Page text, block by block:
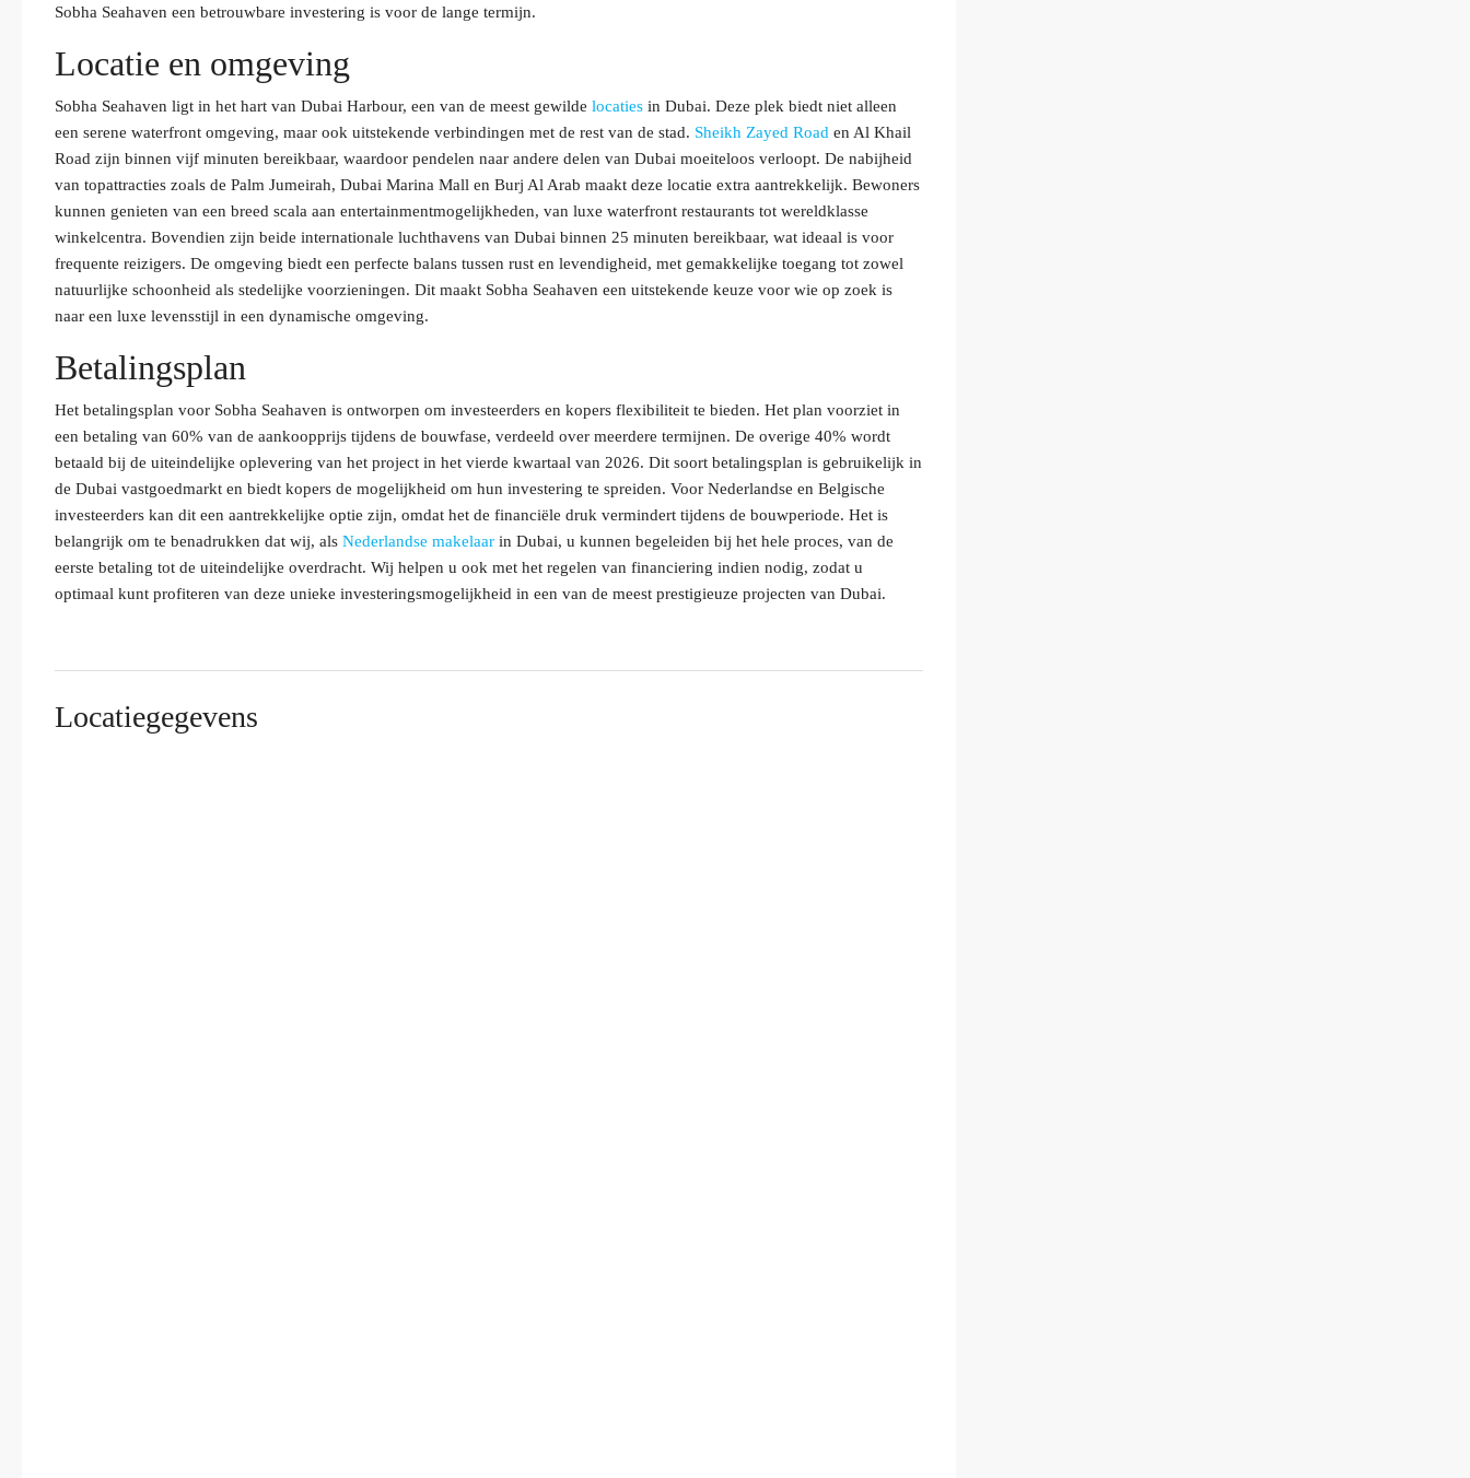
Sobha Seahaven een betrouwbare investering is voor de lange termijn.
Locatie en omgeving
Sobha Seahaven ligt in het hart van Dubai Harbour, een van de meest gewilde locaties in Dubai. Deze plek biedt niet alleen
een serene waterfront omgeving, maar ook uitstekende verbindingen met de rest van de stad. Sheikh Zayed Road en Al Khail
Road zijn binnen vijf minuten bereikbaar, waardoor pendelen naar andere delen van Dubai moeiteloos verloopt. De nabijheid
van topattracties zoals de Palm Jumeirah, Dubai Marina Mall en Burj Al Arab maakt deze locatie extra aantrekkelijk. Bewoners
kunnen genieten van een breed scala aan entertainmentmogelijkheden, van luxe waterfront restaurants tot wereldklasse
winkelcentra. Bovendien zijn beide internationale luchthavens van Dubai binnen 25 minuten bereikbaar, wat ideaal is voor
frequente reizigers. De omgeving biedt een perfecte balans tussen rust en levendigheid, met gemakkelijke toegang tot zowel
natuurlijke schoonheid als stedelijke voorzieningen. Dit maakt Sobha Seahaven een uitstekende keuze voor wie op zoek is
naar een luxe levensstijl in een dynamische omgeving.
Betalingsplan
Het betalingsplan voor Sobha Seahaven is ontworpen om investeerders en kopers flexibiliteit te bieden. Het plan voorziet in
een betaling van 60% van de aankoopprijs tijdens de bouwfase, verdeeld over meerdere termijnen. De overige 40% wordt
betaald bij de uiteindelijke oplevering van het project in het vierde kwartaal van 2026. Dit soort betalingsplan is gebruikelijk in
de Dubai vastgoedmarkt en biedt kopers de mogelijkheid om hun investering te spreiden. Voor Nederlandse en Belgische
investeerders kan dit een aantrekkelijke optie zijn, omdat het de financiële druk vermindert tijdens de bouwperiode. Het is
belangrijk om te benadrukken dat wij, als Nederlandse makelaar in Dubai, u kunnen begeleiden bij het hele proces, van de
eerste betaling tot de uiteindelijke overdracht. Wij helpen u ook met het regelen van financiering indien nodig, zodat u
optimaal kunt profiteren van deze unieke investeringsmogelijkheid in een van de meest prestigieuze projecten van Dubai.
Locatiegegevens